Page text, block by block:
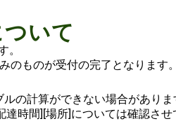
いて
。
のものが受付の完了となります。
の計算ができない場合がありま
達時間][場所]については確認さ